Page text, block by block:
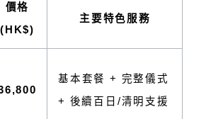
價格
(HK$)
主要特色服務
基本套餐 + 完整儀式
+ 後續百日/清明支援